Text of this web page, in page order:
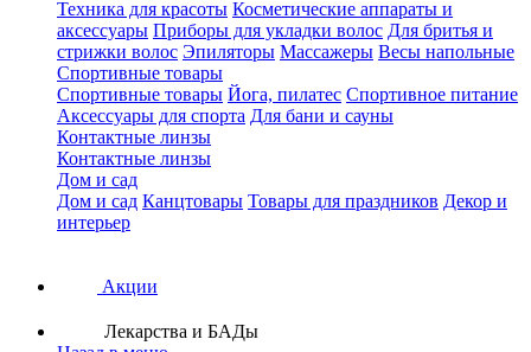
Техника для красоты Косметические аппараты и
аксессуары Приборы для укладки волос Для бритья и
стрижки волос Эпиляторы Массажеры Весы напольные
Спортивные товары
Спортивные товары Йога, пилатес Спортивное питание
Аксессуары для спорта Для бани и сауны
Контактные линзы
Контактные линзы
Дом и сад
Дом и сад Канцтовары Товары для праздников Декор и
интерьер
Акции
Лекарства и БАДы